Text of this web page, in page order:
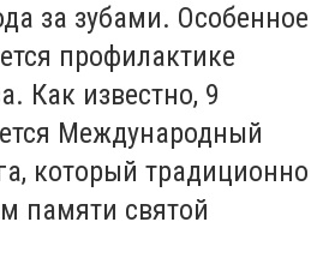
за зубами. Особенное
профилактике
Как известно, 9
Международный
который традиционно
памяти святой